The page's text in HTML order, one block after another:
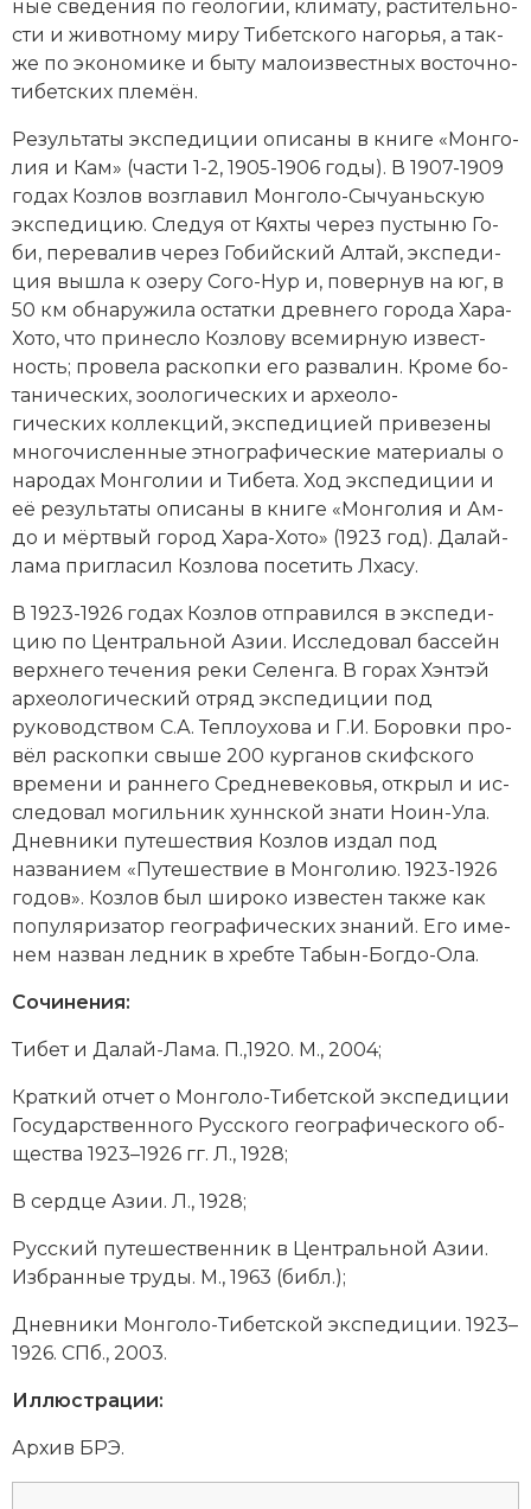
Новейшая история
Образование
Общественные объединения и организации
Политическая история
Революции и народные движения
Религия и церковь
Северная Америка
Социально-экономическая история
СССР
Южная Америка
ные све­де­ния по гео­ло­гии, кли­ма­ту, рас­ти­тель­но­
сти и жи­вот­но­му ми­ру Ти­бет­ско­го на­го­рья, а так­
же по эко­но­ми­ке и бы­ту ма­ло­из­ве­ст­ных восточно-
ти­бетских пле­мён.
Ре­зуль­та­ты экс­пе­ди­ции опи­са­ны в книге «Мон­го­
лия и Кам» (части 1-2, 1905-1906 годы). В 1907-1909
годах Козлов воз­гла­вил Мон­го­ло-Сы­чу­ань­скую
экс­пе­ди­цию. Сле­дуя от Кях­ты че­рез пус­ты­ню Го­
би, пе­ре­ва­лив че­рез Го­бий­ский Ал­тай, экс­пе­ди­
ция вы­шла к озеру Со­го-Нур и, по­вер­нув на юг, в
50 км об­на­ру­жи­ла ос­тат­ки древ­не­го го­ро­да Ха­ра-
Хо­то, что при­нес­ло Козлову все­мир­ную из­вест­
ность; про­ве­ла рас­коп­ки его раз­ва­лин. Кро­ме бо­
та­нических, зоо­ло­гических и ар­хео­ло­
гических кол­лек­ций, экс­пе­ди­ци­ей при­ве­зе­ны
мно­го­чис­лен­ные эт­но­гра­фические ма­те­риа­лы о
на­ро­дах Мон­го­лии и Ти­бе­та. Ход экс­пе­ди­ции и
её ре­зуль­таты опи­са­ны в книге «Мон­го­лия и Ам­
до и мёрт­вый го­род Ха­ра-Хо­то» (1923 год). Да­лай-
ла­ма при­гла­сил Козлова по­се­тить Лха­су.
В 1923-1926 годах Козлов от­пра­вил­ся в экс­пе­ди­
цию по Центральной Азии. Ис­сле­довал бас­сейн
верх­не­го те­че­ния реки Се­лен­га. В го­рах Хэн­тэй
ар­хео­ло­гический от­ряд экс­пе­ди­ции под
руководством С.А. Те­п­лоухо­ва и Г.И. Бо­ров­ки про­
вёл рас­коп­ки свыше 200 кур­га­нов скиф­ско­го
вре­ме­ни и ран­не­го Сред­не­ве­ко­вья, от­крыл и ис­
сле­до­вал мо­гиль­ник хунн­ской зна­ти Но­ин-Ула.
Днев­ни­ки пу­те­ше­ст­вия Козлов из­дал под
названием «Пу­те­ше­ст­вие в Мон­го­лию. 1923-1926
годов». Козлов был ши­ро­ко из­вес­тен так­же как
по­пу­ля­ри­за­тор гео­гра­фических зна­ний. Его име­
нем на­зван лед­ник в хреб­те Та­бын-Бо­гдо-Ола.
Сочинения:
Ти­бет и Да­лай-Ла­ма. П.,1920. М., 2004;
Крат­кий от­чет о Мон­го­ло-Ти­бет­ской экс­пе­ди­ции
Го­су­дар­ст­вен­но­го Рус­ско­го гео­гра­фи­че­ско­го об­
ще­ст­ва 1923–1926 гг. Л., 1928;
В серд­це Азии. Л., 1928;
Рус­ский пу­те­ше­ст­вен­ник в Цен­траль­ной Азии.
Из­бран­ные тру­ды. М., 1963 (библ.);
Днев­ни­ки Мон­го­ло-Ти­бет­ской экс­пе­ди­ции. 1923–
1926. СПб., 2003.
Иллюстрации:
Архив БРЭ.